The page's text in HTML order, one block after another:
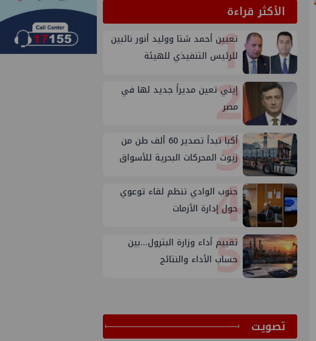
الأكثر قراءة
1
تعيين أحمد شتا ووليد أنور نائبين
للرئيس التنفيذي للهيئة
2
إيني تعين مديراً جديد لها في
مصر
3
أكبا تبدأ تصدير 60 ألف طن من
زيوت المحركات البحرية للأسواق
4
جنوب الوادي تنظم لقاء توعوي
حول إدارة الأزمات
5
تقييم أداء وزارة البترول...بين
حساب الأداء والنتائج
ﺗﺼﻮﻳﺖ